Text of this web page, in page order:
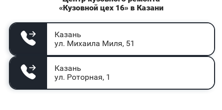
«Кузовной цех 16» в Казани
Казань
ул. Михаила Миля, 51
Казань
ул. Роторная, 1